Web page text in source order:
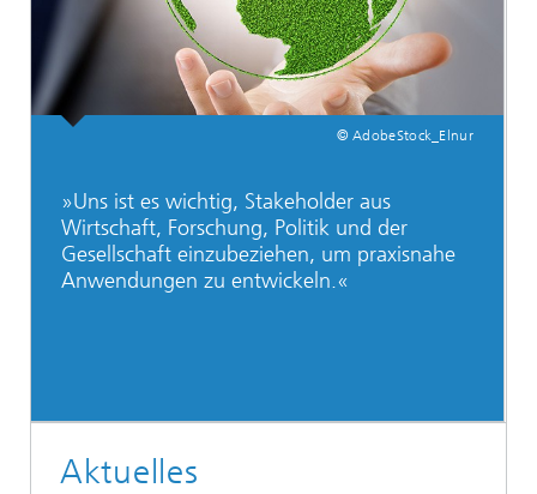
© AdobeStock_Elnur
»Uns ist es wichtig, Stakeholder aus
Wirtschaft, Forschung, Politik und der
Gesellschaft einzubeziehen, um praxisnahe
Anwendungen zu entwickeln.«
Aktuelles